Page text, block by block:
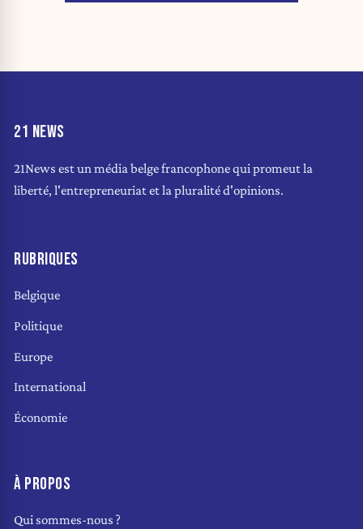
21 NEWS
21News est un média belge francophone qui promeut la
liberté, l'entrepreneuriat et la pluralité d'opinions.
RUBRIQUES
Belgique
Politique
Europe
International
Économie
À PROPOS
Qui sommes-nous ?